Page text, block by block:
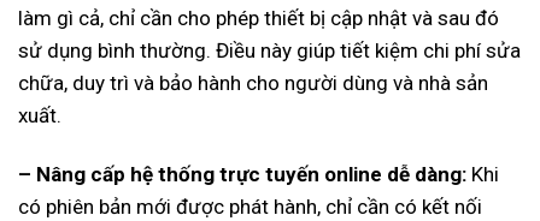
làm gì cả, chỉ cần cho phép thiết bị cập nhật và sau đó
sử dụng bình thường. Điều này giúp tiết kiệm chi phí sửa
chữa, duy trì và bảo hành cho người dùng và nhà sản
xuất.
– Nâng cấp hệ thống trực tuyến online dễ dàng: Khi
có phiên bản mới được phát hành, chỉ cần có kết nối